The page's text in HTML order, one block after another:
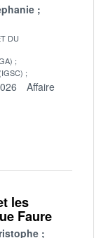
DU
Affaire
les
Faure